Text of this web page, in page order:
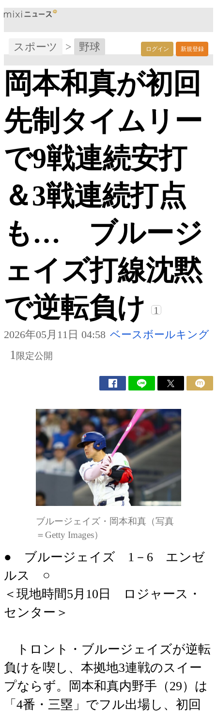
ログイン 新規登録
スポーツ > 野球
岡本和真が初回
先制タイムリー
で9戦連続安打
＆3戦連続打点
も… ブルージ
ェイズ打線沈黙
で逆転負け
1
2026年05月11日 04:58 ベースボールキング
1 限定公開
ブルージェイズ・岡本和真（写真
＝Getty Images）
● ブルージェイズ 1－6 エンゼ
ルス ○
＜現地時間5月10日 ロジャース・
センター＞
トロント・ブルージェイズが逆転
負けを喫し、本拠地3連戦のスイー
プならず。岡本和真内野手（29）は
「4番・三塁」でフル出場し、初回